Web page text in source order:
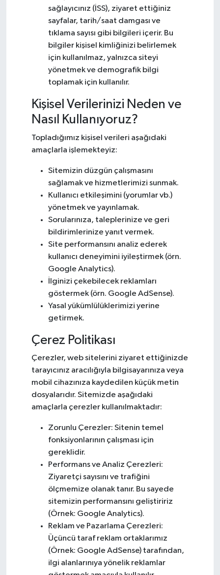
sağlayıcınız (İSS), ziyaret ettiğiniz
sayfalar, tarih/saat damgası ve
tıklama sayısı gibi bilgileri içerir. Bu
bilgiler kişisel kimliğinizi belirlemek
için kullanılmaz, yalnızca siteyi
yönetmek ve demografik bilgi
toplamak için kullanılır.
Kişisel Verilerinizi Neden ve
Nasıl Kullanıyoruz?
Topladığımız kişisel verileri aşağıdaki
amaçlarla işlemekteyiz:
Sitemizin düzgün çalışmasını
sağlamak ve hizmetlerimizi sunmak.
Kullanıcı etkileşimini (yorumlar vb.)
yönetmek ve yayınlamak.
Sorularınıza, taleplerinize ve geri
bildirimlerinize yanıt vermek.
Site performansını analiz ederek
kullanıcı deneyimini iyileştirmek (örn.
Google Analytics).
İlginizi çekebilecek reklamları
göstermek (örn. Google AdSense).
Yasal yükümlülüklerimizi yerine
getirmek.
Çerez Politikası
Çerezler, web sitelerini ziyaret ettiğinizde
tarayıcınız aracılığıyla bilgisayarınıza veya
mobil cihazınıza kaydedilen küçük metin
dosyalarıdır. Sitemizde aşağıdaki
amaçlarla çerezler kullanılmaktadır:
Zorunlu Çerezler: Sitenin temel
fonksiyonlarının çalışması için
gereklidir.
Performans ve Analiz Çerezleri:
Ziyaretçi sayısını ve trafiğini
ölçmemize olanak tanır. Bu sayede
sitemizin performansını geliştiririz
(Örnek: Google Analytics).
Reklam ve Pazarlama Çerezleri:
Üçüncü taraf reklam ortaklarımız
(Örnek: Google AdSense) tarafından,
ilgi alanlarınıya yönelik reklamlar